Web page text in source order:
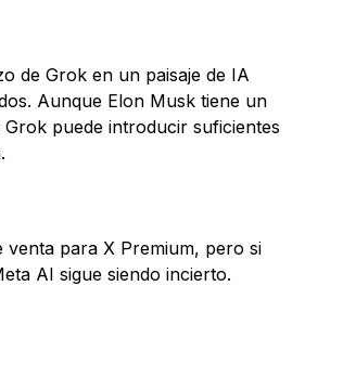
de Grok en un paisaje de IA
Aunque Elon Musk tiene un
puede introducir suficientes
para X Premium, pero si
AI sigue siendo incierto.